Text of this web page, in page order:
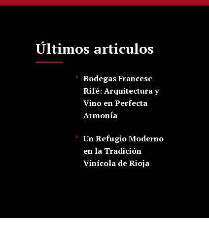
Últimos articulos
Bodegas Francesc
Rifé: Arquitectura y
Vino en Perfecta
Armonía
Un Refugio Moderno
en la Tradición
Vinícola de Rioja